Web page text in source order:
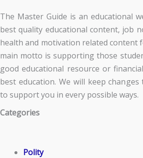
The Master Guide is an educational
best quality educational content, job
health and motivation related content
main motto is supporting those
good educational resource or
best education. We will keep
to support you in every possible ways.
Categories
Polity